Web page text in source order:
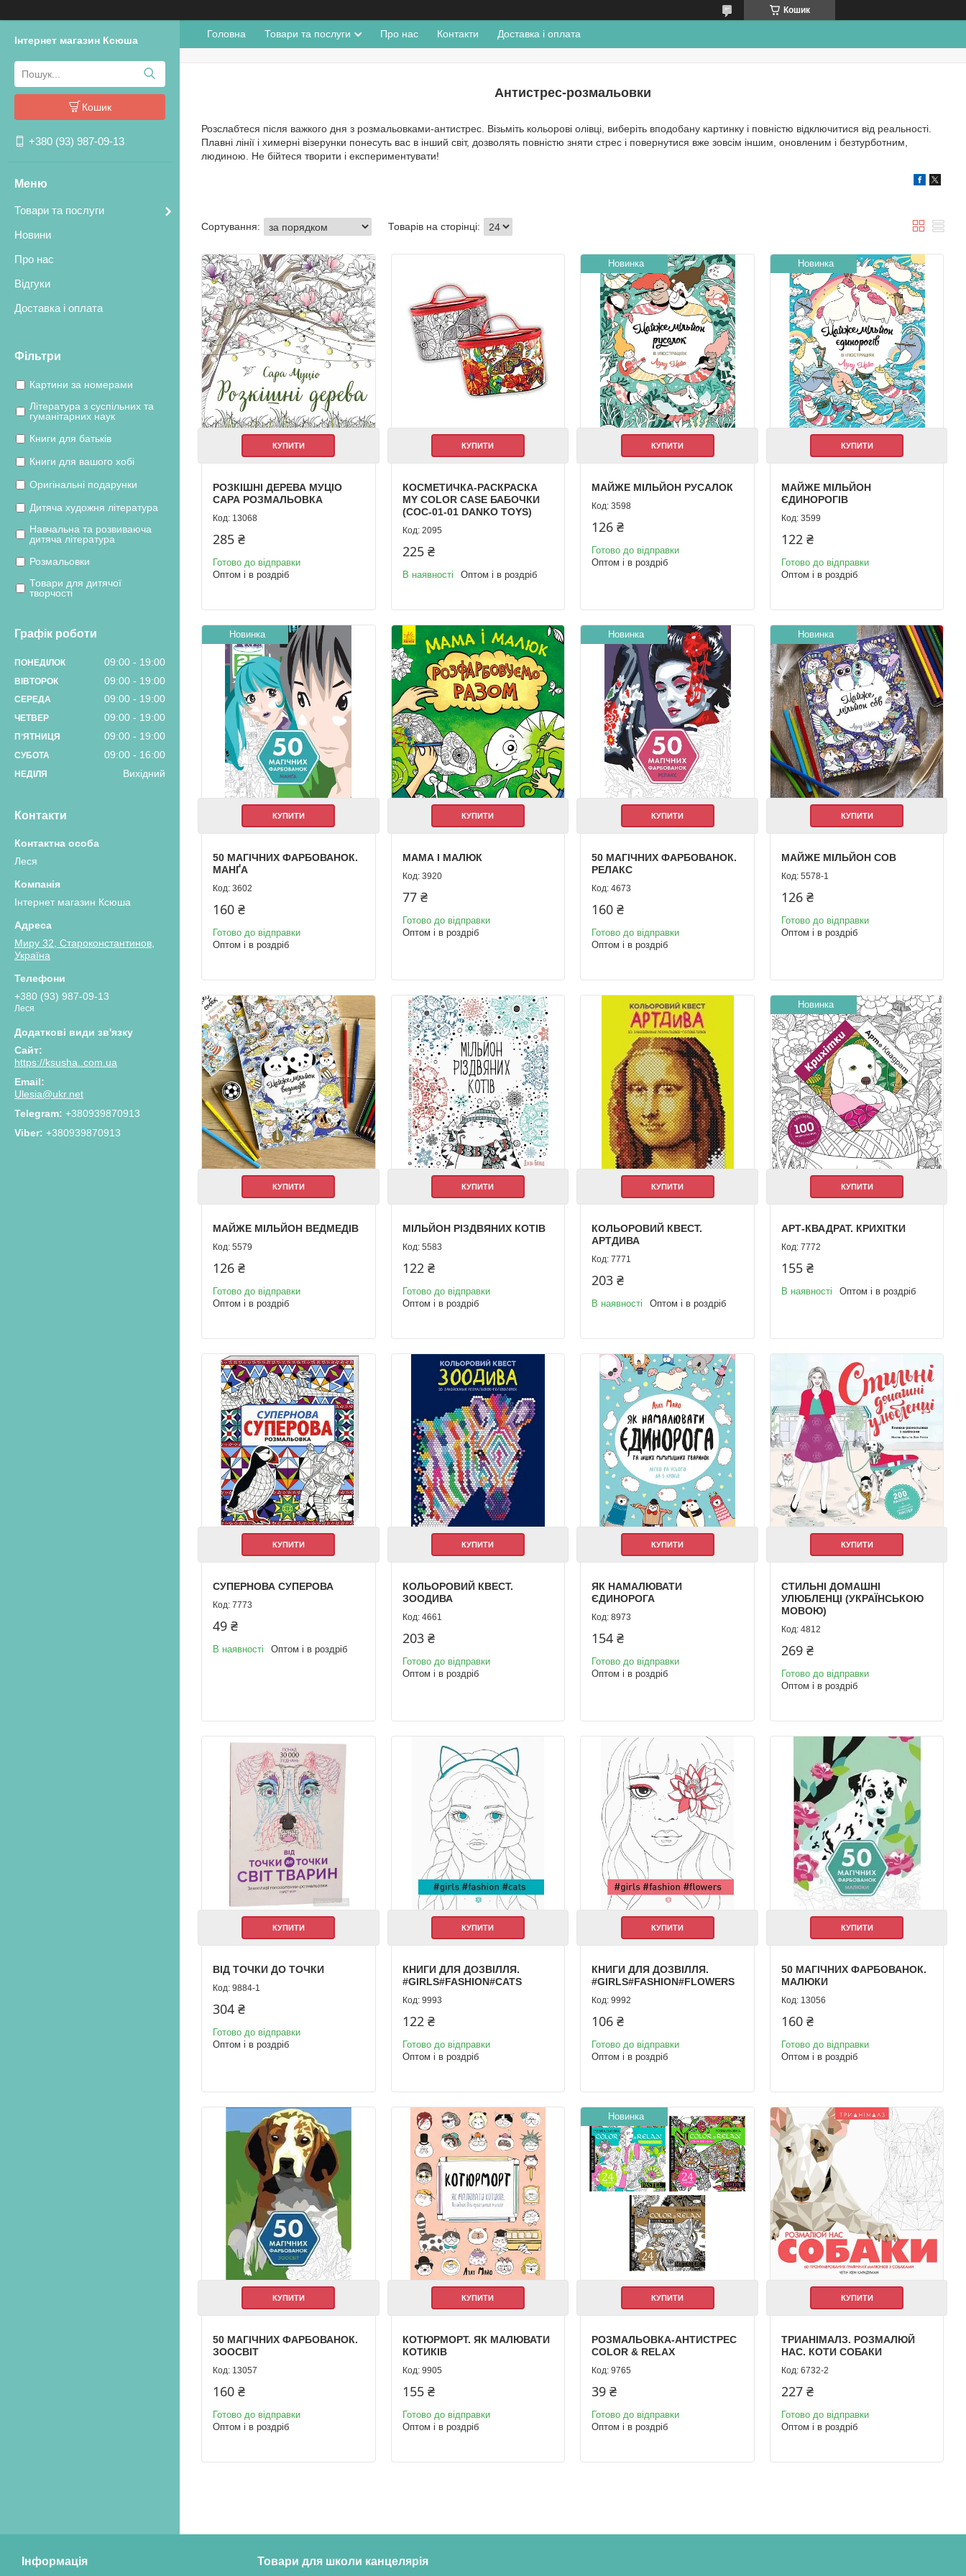
Кошик
Інтернет магазин Ксюша
Кошик
+380 (93) 987-09-13
Товари та послуги
Новини
Про нас
Відгуки
Доставка і оплата
Фільтри
Картини за номерами
Література з суспільних та
гуманітарних наук
Книги для батьків
Книги для вашого хобі
Оригінальні подарунки
Дитяча художня література
Навчальна та розвиваюча
дитяча література
Розмальовки
Товари для дитячої
творчості
Графік роботи
ПОНЕДІЛОК 09:00 19:00
ВІВТОРОК 09:00 19:00
СЕРЕДА 09:00 19:00
ЧЕТВЕР 09:00 19:00
ПʼЯТНИЦЯ 09:00 19:00
СУБОТА 09:00 16:00
НЕДІЛЯ Вихідний
Контакти
Леся
Інтернет магазин Ксюша
Миру 32, Староконстантинов,
Україна
+380 (93) 987-09-13
Леся
https://ksusha..com.ua
Ulesia@ukr.net
+380939870913
+380939870913
Головна Товари та послуги Про нас Контакти Доставка і оплата
Антистрес-розмальовки
Розслабтеся після важкого дня з розмальовками-антистрес. Візьміть кольорові олівці, виберіть вподобану картинку і повністю відключитися від реальності.
Плавні лінії і химерні візерунки понесуть вас в інший світ, дозволять повністю зняти стрес і повернутися вже зовсім іншим, оновленим і безтурботним,
людиною. Не бійтеся творити і експериментувати!
КУПИТИ
РОЗКІШНІ ДЕРЕВА МУЦІО
САРА РОЗМАЛЬОВКА
13068
285 ₴
Готово до відправки
Оптом і в роздріб
КУПИТИ
КОСМЕТИЧКА-РАСКРАСКА
MY COLOR CASE БАБОЧКИ
(COC-01-01 DANKO TOYS)
2095
225 ₴
В наявності Оптом і в роздріб
Новинка
КУПИТИ
МАЙЖЕ МІЛЬЙОН РУСАЛОК
3598
126 ₴
Готово до відправки
Оптом і в роздріб
Новинка
КУПИТИ
МАЙЖЕ МІЛЬЙОН
ЄДИНОРОГІВ
3599
122 ₴
Готово до відправки
Оптом і в роздріб
Новинка
КУПИТИ
50 МАГІЧНИХ ФАРБОВАНОК.
МАНҐА
3602
160 ₴
Готово до відправки
Оптом і в роздріб
КУПИТИ
МАМА І МАЛЮК
3920
77 ₴
Готово до відправки
Оптом і в роздріб
Новинка
КУПИТИ
50 МАГІЧНИХ ФАРБОВАНОК.
РЕЛАКС
4673
160 ₴
Готово до відправки
Оптом і в роздріб
Новинка
КУПИТИ
МАЙЖЕ МІЛЬЙОН СОВ
5578-1
126 ₴
Готово до відправки
Оптом і в роздріб
КУПИТИ
МАЙЖЕ МІЛЬЙОН ВЕДМЕДІВ
5579
126 ₴
Готово до відправки
Оптом і в роздріб
КУПИТИ
МІЛЬЙОН РІЗДВЯНИХ КОТІВ
5583
122 ₴
Готово до відправки
Оптом і в роздріб
КУПИТИ
КОЛЬОРОВИЙ КВЕСТ.
АРТДИВА
7771
203 ₴
В наявності Оптом і в роздріб
Новинка
КУПИТИ
АРТ-КВАДРАТ. КРИХІТКИ
7772
155 ₴
В наявності Оптом і в роздріб
КУПИТИ
СУПЕРНОВА СУПЕРОВА
7773
49 ₴
В наявності Оптом і в роздріб
КУПИТИ
КОЛЬОРОВИЙ КВЕСТ.
ЗООДИВА
4661
203 ₴
Готово до відправки
Оптом і в роздріб
КУПИТИ
ЯК НАМАЛЮВАТИ
ЄДИНОРОГА
8973
154 ₴
Готово до відправки
Оптом і в роздріб
КУПИТИ
СТИЛЬНІ ДОМАШНІ
УЛЮБЛЕНЦІ (УКРАЇНСЬКОЮ
МОВОЮ)
4812
269 ₴
Готово до відправки
Оптом і в роздріб
КУПИТИ
ВІД ТОЧКИ ДО ТОЧКИ
9884-1
304 ₴
Готово до відправки
Оптом і в роздріб
КУПИТИ
КНИГИ ДЛЯ ДОЗВІЛЛЯ.
#GIRLS#FASHION#CATS
9993
122 ₴
Готово до відправки
Оптом і в роздріб
КУПИТИ
КНИГИ ДЛЯ ДОЗВІЛЛЯ.
#GIRLS#FASHION#FLOWERS
9992
106 ₴
Готово до відправки
Оптом і в роздріб
КУПИТИ
50 МАГІЧНИХ ФАРБОВАНОК.
МАЛЮКИ
13056
160 ₴
Готово до відправки
Оптом і в роздріб
КУПИТИ
50 МАГІЧНИХ ФАРБОВАНОК.
ЗООСВІТ
13057
160 ₴
Готово до відправки
Оптом і в роздріб
КУПИТИ
КОТЮРМОРТ. ЯК МАЛЮВАТИ
КОТИКІВ
9905
155 ₴
Готово до відправки
Оптом і в роздріб
Новинка
КУПИТИ
РОЗМАЛЬОВКА-АНТИСТРЕС
COLOR & RELAX
9765
39 ₴
Готово до відправки
Оптом і в роздріб
КУПИТИ
ТРИАНІМАЛЗ. РОЗМАЛЮЙ
НАС. КОТИ СОБАКИ
6732-2
227 ₴
Готово до відправки
Оптом і в роздріб
Інформація Товари для школи канцелярія